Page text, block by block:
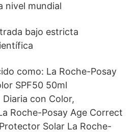
nivel mundial
bajo estricta
como: La Roche-Posay
SPF50 50ml
con Color,
Roche-Posay Age Correct
Solar La Roche-